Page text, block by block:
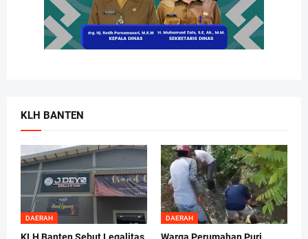
KLH BANTEN
DAERAH DAERAH